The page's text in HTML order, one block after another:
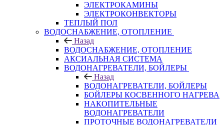
ЭЛЕКТРОКАМИНЫ
ЭЛЕКТРОКОНВЕКТОРЫ
ТЕПЛЫЙ ПОЛ
ВОДОСНАБЖЕНИЕ, ОТОПЛЕНИЕ
Назад
ВОДОСНАБЖЕНИЕ, ОТОПЛЕНИЕ
АКСИАЛЬНАЯ СИСТЕМА
ВОДОНАГРЕВАТЕЛИ, БОЙЛЕРЫ
Назад
ВОДОНАГРЕВАТЕЛИ, БОЙЛЕРЫ
БОЙЛЕРЫ КОСВЕННОГО НАГРЕВА
НАКОПИТЕЛЬНЫЕ
ВОДОНАГРЕВАТЕЛИ
ПРОТОЧНЫЕ ВОДОНАГРЕВАТЕЛИ